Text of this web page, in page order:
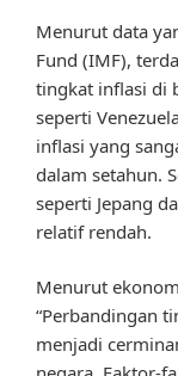
Menurut data
Fund (IMF),
tingkat inflasi di
seperti
inflasi yang
dalam setahun.
seperti Jepang
relatif rendah.
Menurut
“Perbandingan
menjadi